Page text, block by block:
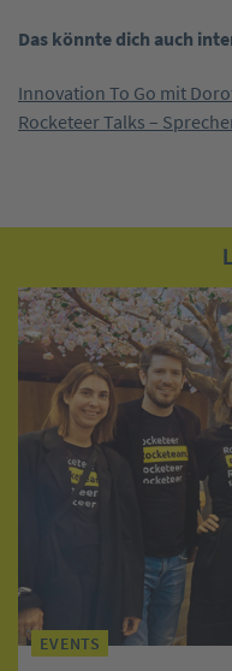
Das könnte dich auch
Innovation To Go mit
Rocketeer Talks –
EVENTS